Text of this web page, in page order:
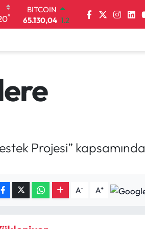
°
DOLAR
47,7106 0.17
6648.99
BİST100
Projesi” kapsamında
A- A+